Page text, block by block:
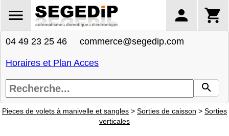
04 49 23 25 46 commerce@segedip.com
Horaires et Plan Acces
Pieces de volets à manivelle et sangles > Sorties de caisson > Sorties
verticales